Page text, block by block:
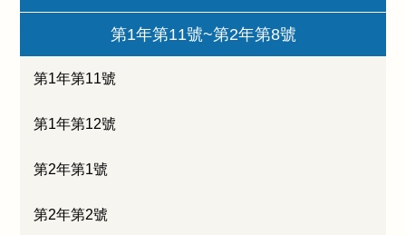
第1年第11號~第2年第8號
第1年第11號
第1年第12號
第2年第1號
第2年第2號